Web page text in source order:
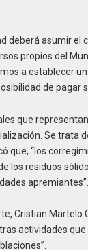
deberá asumir el
propios del
a establecer
de pagar
que
Se trata
que, “los
los residuos
apremiantes”.
Cristian Martelo
actividades